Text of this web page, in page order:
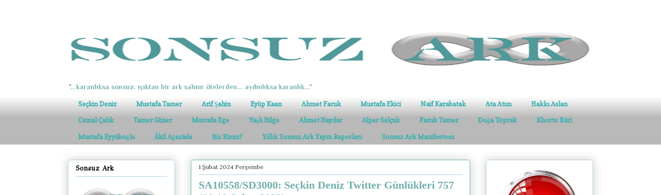
"...karanlıksa sonsuz, ışıktan bir ark salınır ötelerden... aydınlıksa karanlık..."
Seçkin Deniz Mustafa Tamer Arif Şahin Eyüp Kaan Ahmet Faruk Mustafa Ekici Naif Karabatak Ata Atun Hakkı Aslan
Cemal Çalık Tamer Güner Mustafa Ege Yaşlı Bilge Ahmet Haydar Alper Selçuk Faruk Tamer Doğa Toprak Khorto Bâri
Mustafa Eyyüboğlu Âkil Ağazâde Biz Kimiz? Yıllık Sonsuz Ark Yayın Raporları Sonsuz Ark Manifestosu
1 Şubat 2024 Perşembe
SA10558/SD3000: Seçkin Deniz Twitter Günlükleri 757
Sonsuz Ark